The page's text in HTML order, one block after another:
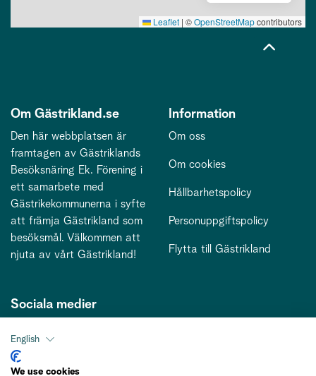
Leaflet | ©OpenStreetMapcontributors
Om Gästrikland.se
Den här webbplatsen är
framtagen av Gästriklands
Besöksnäring Ek. Förening i
ett samarbete med
Gästrikekommunerna i syfte
att främja Gästrikland som
besöksmål. Välkommen att
njuta av vårt Gästrikland!
Information
Om oss
Om cookies
Hållbarhetspolicy
Personuppgiftspolicy
Flytta till Gästrikland
Sociala medier
Kontakt
English
We use cookies